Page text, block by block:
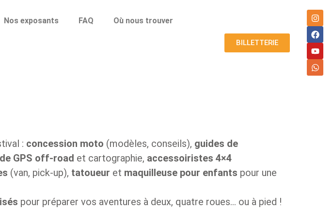
Nos exposants FAQ Où nous trouver
BILLETTERIE
: concession moto (modèles, conseils), guides de
GPS off-road et cartographie, accessoiristes 4×4
(van, pick-up), tatoueur et maquilleuse pour enfants pour une
pour préparer vos aventures à deux, quatre roues… ou à pied !